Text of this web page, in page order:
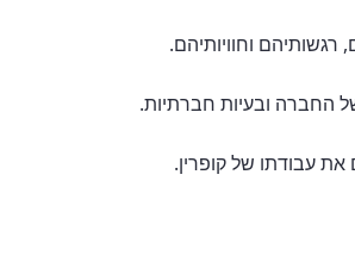
וחוויותיהם.
החברה ובעיות חברתיות.
את עבודתו של קופרין.